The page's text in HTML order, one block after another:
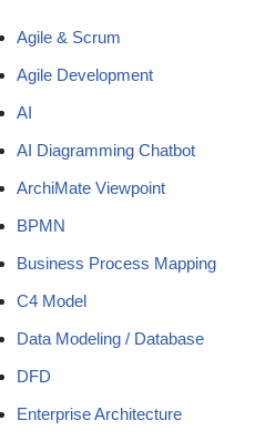
Agile & Scrum
Agile Development
AI
AI Diagramming Chatbot
ArchiMate Viewpoint
BPMN
Business Process Mapping
C4 Model
Data Modeling / Database
DFD
Enterprise Architecture